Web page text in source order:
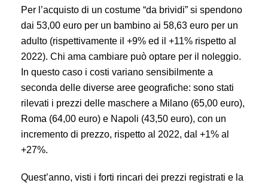
Per l’acquisto di un costume “da brividi” si spendono
dai 53,00 euro per un bambino ai 58,63 euro per un
adulto (rispettivamente il +9% ed il +11% rispetto al
2022). Chi ama cambiare può optare per il noleggio.
In questo caso i costi variano sensibilmente a
seconda delle diverse aree geografiche: sono stati
rilevati i prezzi delle maschere a Milano (65,00 euro),
Roma (64,00 euro) e Napoli (43,50 euro), con un
incremento di prezzo, rispetto al 2022, dal +1% al
+27%.
Quest’anno, visti i forti rincari dei prezzi registrati e la